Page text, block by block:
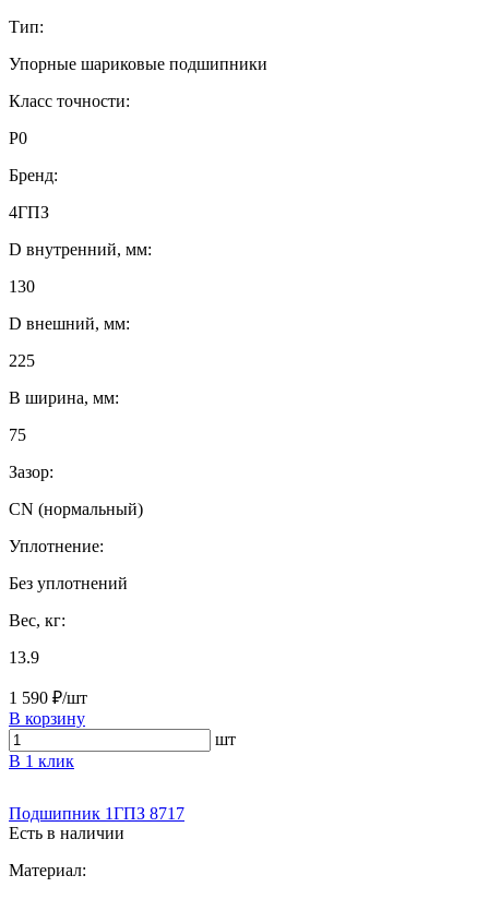
Тип:
Упорные шариковые подшипники
Класс точности:
P0
Бренд:
4ГПЗ
D внутренний, мм:
130
D внешний, мм:
225
B ширина, мм:
75
Зазор:
CN (нормальный)
Уплотнение:
Без уплотнений
Вес, кг:
13.9
1 590 ₽/шт
В корзину
шт
В 1 клик
Подшипник 1ГПЗ 8717
Есть в наличии
Материал: